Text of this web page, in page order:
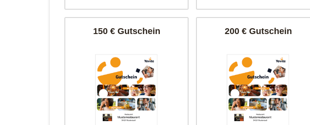
150 € Gutschein 200 € Gutschein